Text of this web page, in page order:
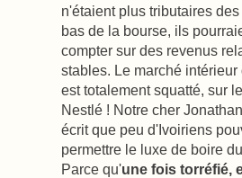
n'étaient plus tributaires
bas de la bourse, ils
compter sur des revenus
stables. Le marché
est totalement squatté, sur
Nestlé ! Notre cher
écrit que peu d'Ivoiriens
permettre le luxe de boire
Parce qu'une fois torréfié,